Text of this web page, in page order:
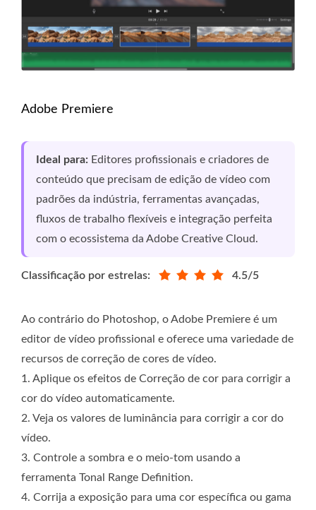
Adobe Premiere
Ideal para: Editores profissionais e criadores de
conteúdo que precisam de edição de vídeo com
padrões da indústria, ferramentas avançadas,
fluxos de trabalho flexíveis e integração perfeita
com o ecossistema da Adobe Creative Cloud.
Classificação por estrelas: 4.5/5
Ao contrário do Photoshop, o Adobe Premiere é um
editor de vídeo profissional e oferece uma variedade de
recursos de correção de cores de vídeo.
1. Aplique os efeitos de Correção de cor para corrigir a
cor do vídeo automaticamente.
2. Veja os valores de luminância para corrigir a cor do
vídeo.
3. Controle a sombra e o meio-tom usando a
ferramenta Tonal Range Definition.
4. Corrija a exposição para uma cor específica ou gama